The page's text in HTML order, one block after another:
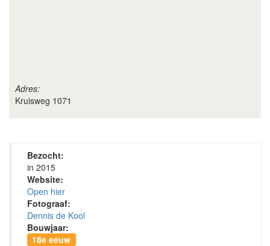
Adres:
Kruisweg 1071
Bezocht:
in 2015
Website:
Open hier
Fotograaf:
Dennis de Kool
Bouwjaar:
18e eeuw